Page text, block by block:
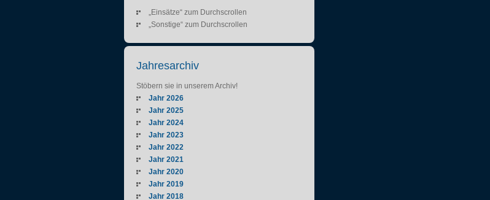
„Einsätze“ zum Durchscrollen
„Sonstige“ zum Durchscrollen
Jahresarchiv
Stöbern sie in unserem Archiv!
Jahr 2026
Jahr 2025
Jahr 2024
Jahr 2023
Jahr 2022
Jahr 2021
Jahr 2020
Jahr 2019
Jahr 2018